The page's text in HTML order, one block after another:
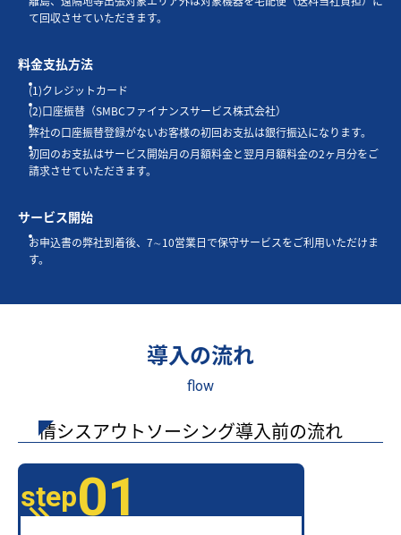
て回収させていただきます。
料金支払方法
(1)クレジットカード
(2)口座振替（SMBCファイナンスサービス株式会社）
弊社の口座振替登録がないお客様の初回お支払は銀行振込になります。
初回のお支払はサービス開始月の月額料金と翌月月額料金の2ヶ月分をご
請求させていただきます。
サービス開始
お申込書の弊社到着後、7∼10営業日で保守サービスをご利用いただけま
す。
導入の流れ
flow
情シスアウトソーシング導入前の流れ
step01